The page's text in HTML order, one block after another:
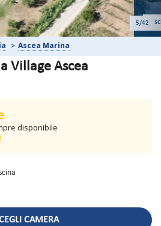
5/42
Ascea Marina
Village Ascea
disponibile
CAMERA